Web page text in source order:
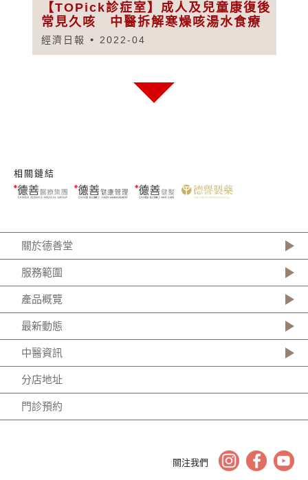
【TOPick診症室】成人及兒童康復後
常見久咳 中醫拆解寒燥咳湯水食療
經濟日報 2022-04
相關鏈結
關於德善堂
服務範圍
產品概覽
最新動態
中醫資訊
分店地址
門診預約
關注我們